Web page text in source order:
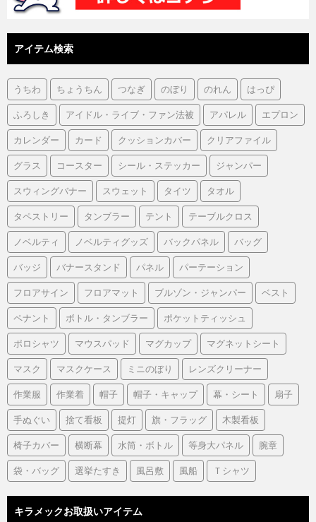
アイテム検索
うちわ ちょうちん つなぎ のぼり のれん はっぴ
ふろしき アイドル・ライブ・ファン法被 アパレル エプロン
カレンダー カード クッションカバー クリアファイル
グラス コースター シール・ステッカー ジャンパー
スウィングバナー スウェット タイツ タオル
タペストリー タンブラー テント テーブルクロス
ノベルティ ノベルティグッズ バックパネル バッグ
バッジ バナースタンド パネル パーテーション
フロアサイン フロアマット ブルゾン・ジャンパー ベスト
ペナント ボトル・タンブラー ポケットティッシュ
ポロシャツ マウスパッド マグカップ マグネットシート
マスク マスクケース ミニのぼり レンズクリーナー
作業服 作業着 帽子 帽子・キャップ 幕・シート 扇子
手ぬぐい 捨て看板 提灯 旗・フラッグ 木製看板
椅子カバー 横断幕 水筒・ボトル 等身大パネル 腕章
袋・バッグ 選挙たすき 風呂敷 風船 Ｔシャツ
キラメックお取扱いアイテム